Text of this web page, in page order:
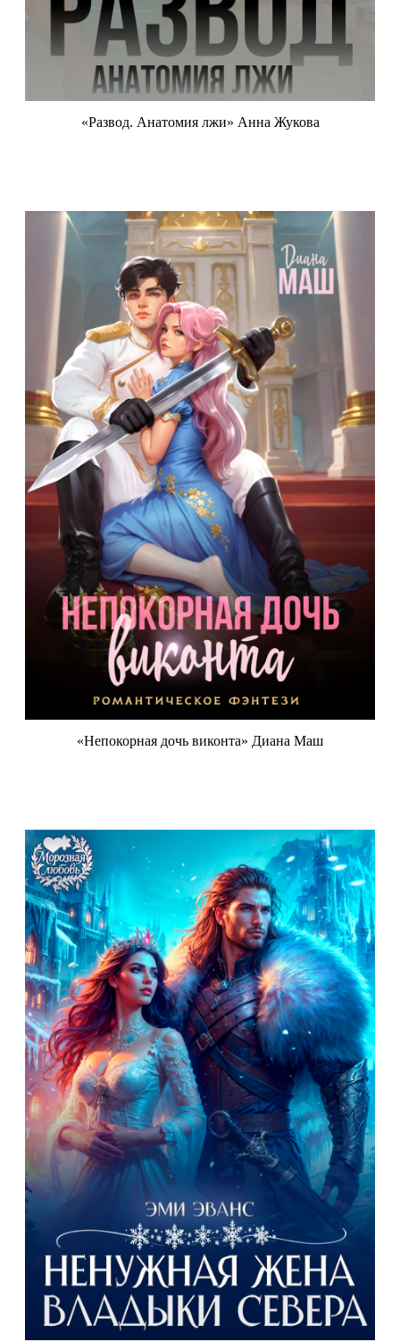
«Развод. Анатомия лжи» Анна Жукова
«Непокорная дочь виконта» Диана Маш